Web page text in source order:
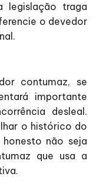
legislação traga
o devedor
contumaz, se
importante
desleal.
o histórico do
não seja
que usa a